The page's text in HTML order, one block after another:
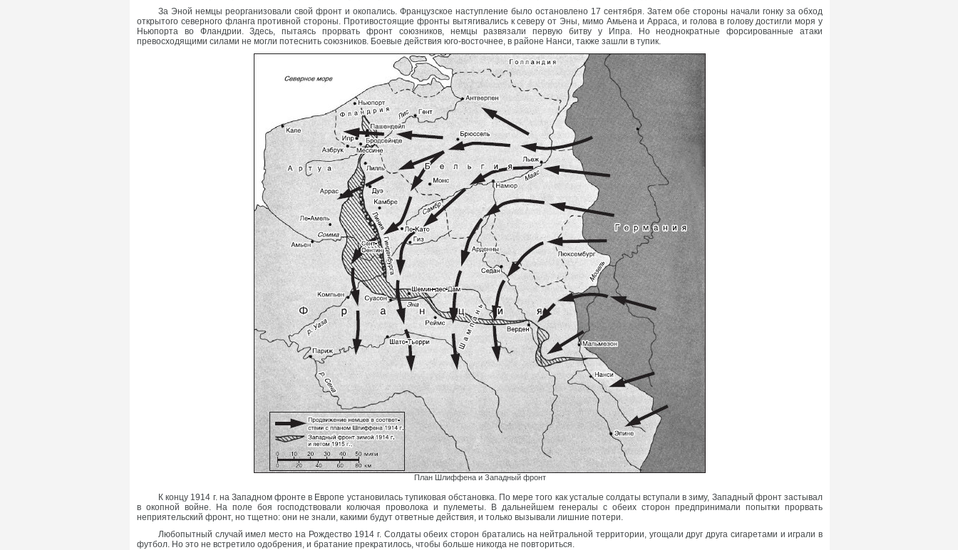
За Эной немцы реорганизовали свой фронт и окопались. Французское наступление было остановлено 17 сентября. Затем обе стороны начали гонку за обход
открытого северного фланга противной стороны. Противостоящие фронты вытягивались к северу от Эны, мимо Амьена и Арраса, и голова в голову достигли моря у
Ньюпорта во Фландрии. Здесь, пытаясь прорвать фронт союзников, немцы развязали первую битву у Ипра. Но неоднократные форсированные атаки
превосходящими силами не могли потеснить союзников. Боевые действия юго-восточнее, в районе Нанси, также зашли в тупик.
План Шлиффена и Западный фронт
К концу 1914 г. на Западном фронте в Европе установилась тупиковая обстановка. По мере того как усталые солдаты вступали в зиму, Западный фронт застывал
в окопной войне. На поле боя господствовали колючая проволока и пулеметы. В дальнейшем генералы с обеих сторон предпринимали попытки прорвать
неприятельский фронт, но тщетно: они не знали, какими будут ответные действия, и только вызывали лишние потери.
Любопытный случай имел место на Рождество 1914 г. Солдаты обеих сторон братались на нейтральной территории, угощали друг друга сигаретами и играли в
футбол. Но это не встретило одобрения, и братание прекратилось, чтобы больше никогда не повториться.